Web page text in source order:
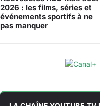
2026 : les films, séries et
événements sportifs à ne
pas manquer